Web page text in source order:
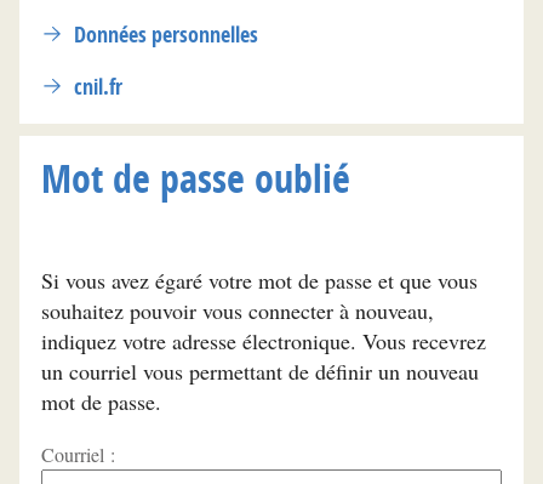
Données personnelles
cnil.fr
Mot de passe oublié
Si vous avez égaré votre mot de passe et que vous
souhaitez pouvoir vous connecter à nouveau,
indiquez votre adresse électronique. Vous recevrez
un courriel vous permettant de définir un nouveau
mot de passe.
Courriel :